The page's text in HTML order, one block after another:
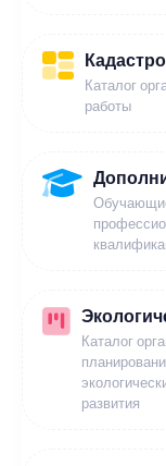
Каталог
работы
Каталог
развития